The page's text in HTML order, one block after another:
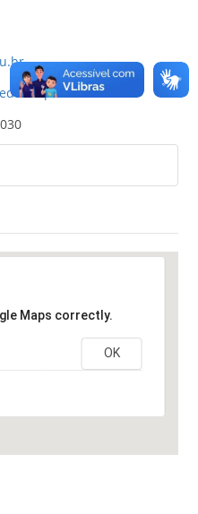
portal/
Maps correctly.
OK